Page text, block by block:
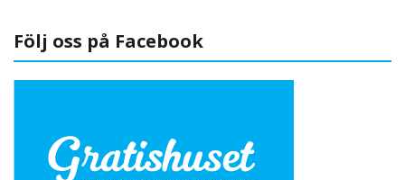
Följ oss på Facebook